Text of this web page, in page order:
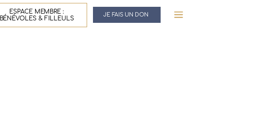
ESPACE MEMBRE :
BÉNÉVOLES & FILLEULS
JE FAIS UN DON